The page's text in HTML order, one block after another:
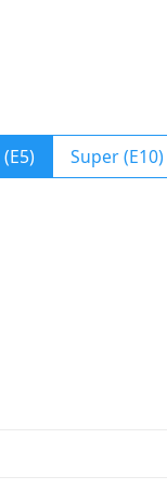
Super (E10)